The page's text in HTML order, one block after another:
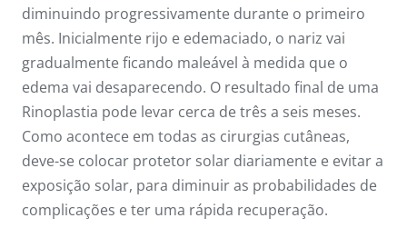
diminuindo progressivamente durante o primeiro
mês. Inicialmente rijo e edemaciado, o nariz vai
gradualmente ficando maleável à medida que o
edema vai desaparecendo. O resultado final de uma
Rinoplastia pode levar cerca de três a seis meses.
Como acontece em todas as cirurgias cutâneas,
deve-se colocar protetor solar diariamente e evitar a
exposição solar, para diminuir as probabilidades de
complicações e ter uma rápida recuperação.